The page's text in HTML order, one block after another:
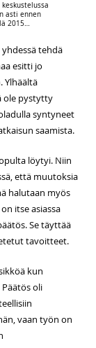
asti ennen
2015…
tehdä
esitti jo
Ylhäältä
ole pystytty
syntyneet
saamista.
löytyi. Niin
että muutoksia
halutaan myös
itse asiassa
Se täyttää
tavoitteet.
kun
oli
vaan työn on